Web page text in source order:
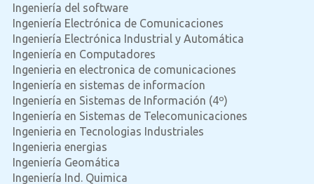
Ingeniería del software
Ingeniería Electrónica de Comunicaciones
Ingeniería Electrónica Industrial y Automática
Ingeniería en Computadores
Ingenieria en electronica de comunicaciones
Ingeniería en sistemas de informacíon
Ingeniería en Sistemas de Información (4º)
Ingeniería en Sistemas de Telecomunicaciones
Ingenieria en Tecnologias Industriales
Ingenieria energias
Ingeniería Geomática
Ingeniería Ind. Quimica